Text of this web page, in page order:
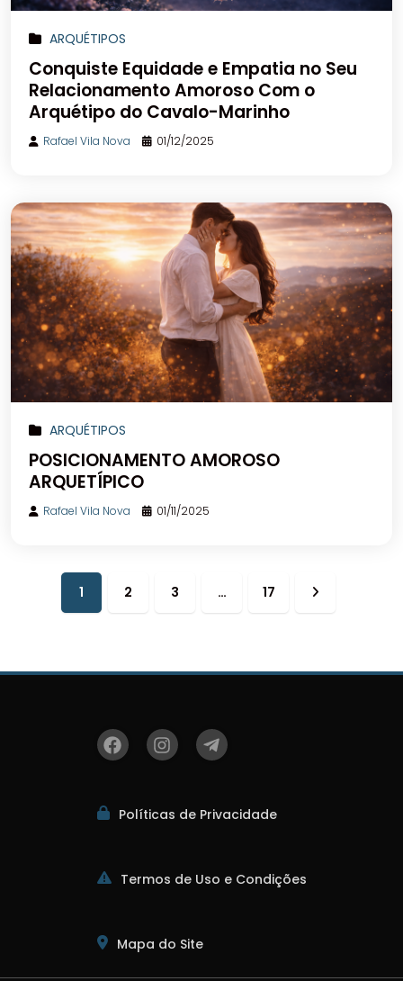
ARQUÉTIPOS
Conquiste Equidade e Empatia no Seu
Relacionamento Amoroso Com o
Arquétipo do Cavalo-Marinho
Rafael Vila Nova 01/12/2025
ARQUÉTIPOS
POSICIONAMENTO AMOROSO
ARQUETÍPICO
Rafael Vila Nova 01/11/2025
1 2 3 … 17
Políticas de Privacidade
Termos de Uso e Condições
Mapa do Site